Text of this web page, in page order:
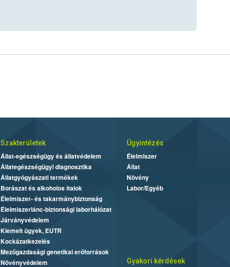
Szakterületek
Állat-egészségügy és állatvédelem
Állategészségügyi diagnosztika
Állatgyógyászati termékek
Borászat és alkoholos italok
Élelmiszer- és takarmánybiztonság
Élelmiszerlánc-biztonsági laborhálózat
Járványvédelem
Kiemelt ügyek, EUTR
Kockázatkezelés
Mezőgazdasági genetikai erőforrások
Növényvédelem
Ügyintézés
Élelmiszer
Állat
Növény
Labor/Egyéb
Gyakori kérdések